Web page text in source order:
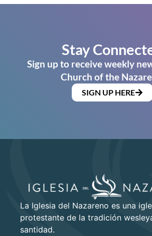
Stay
Sign up to receive weekly
Church of the
SIGN UP HERE
La Iglesia del Nazareno es una
protestante de la tradición
santidad.